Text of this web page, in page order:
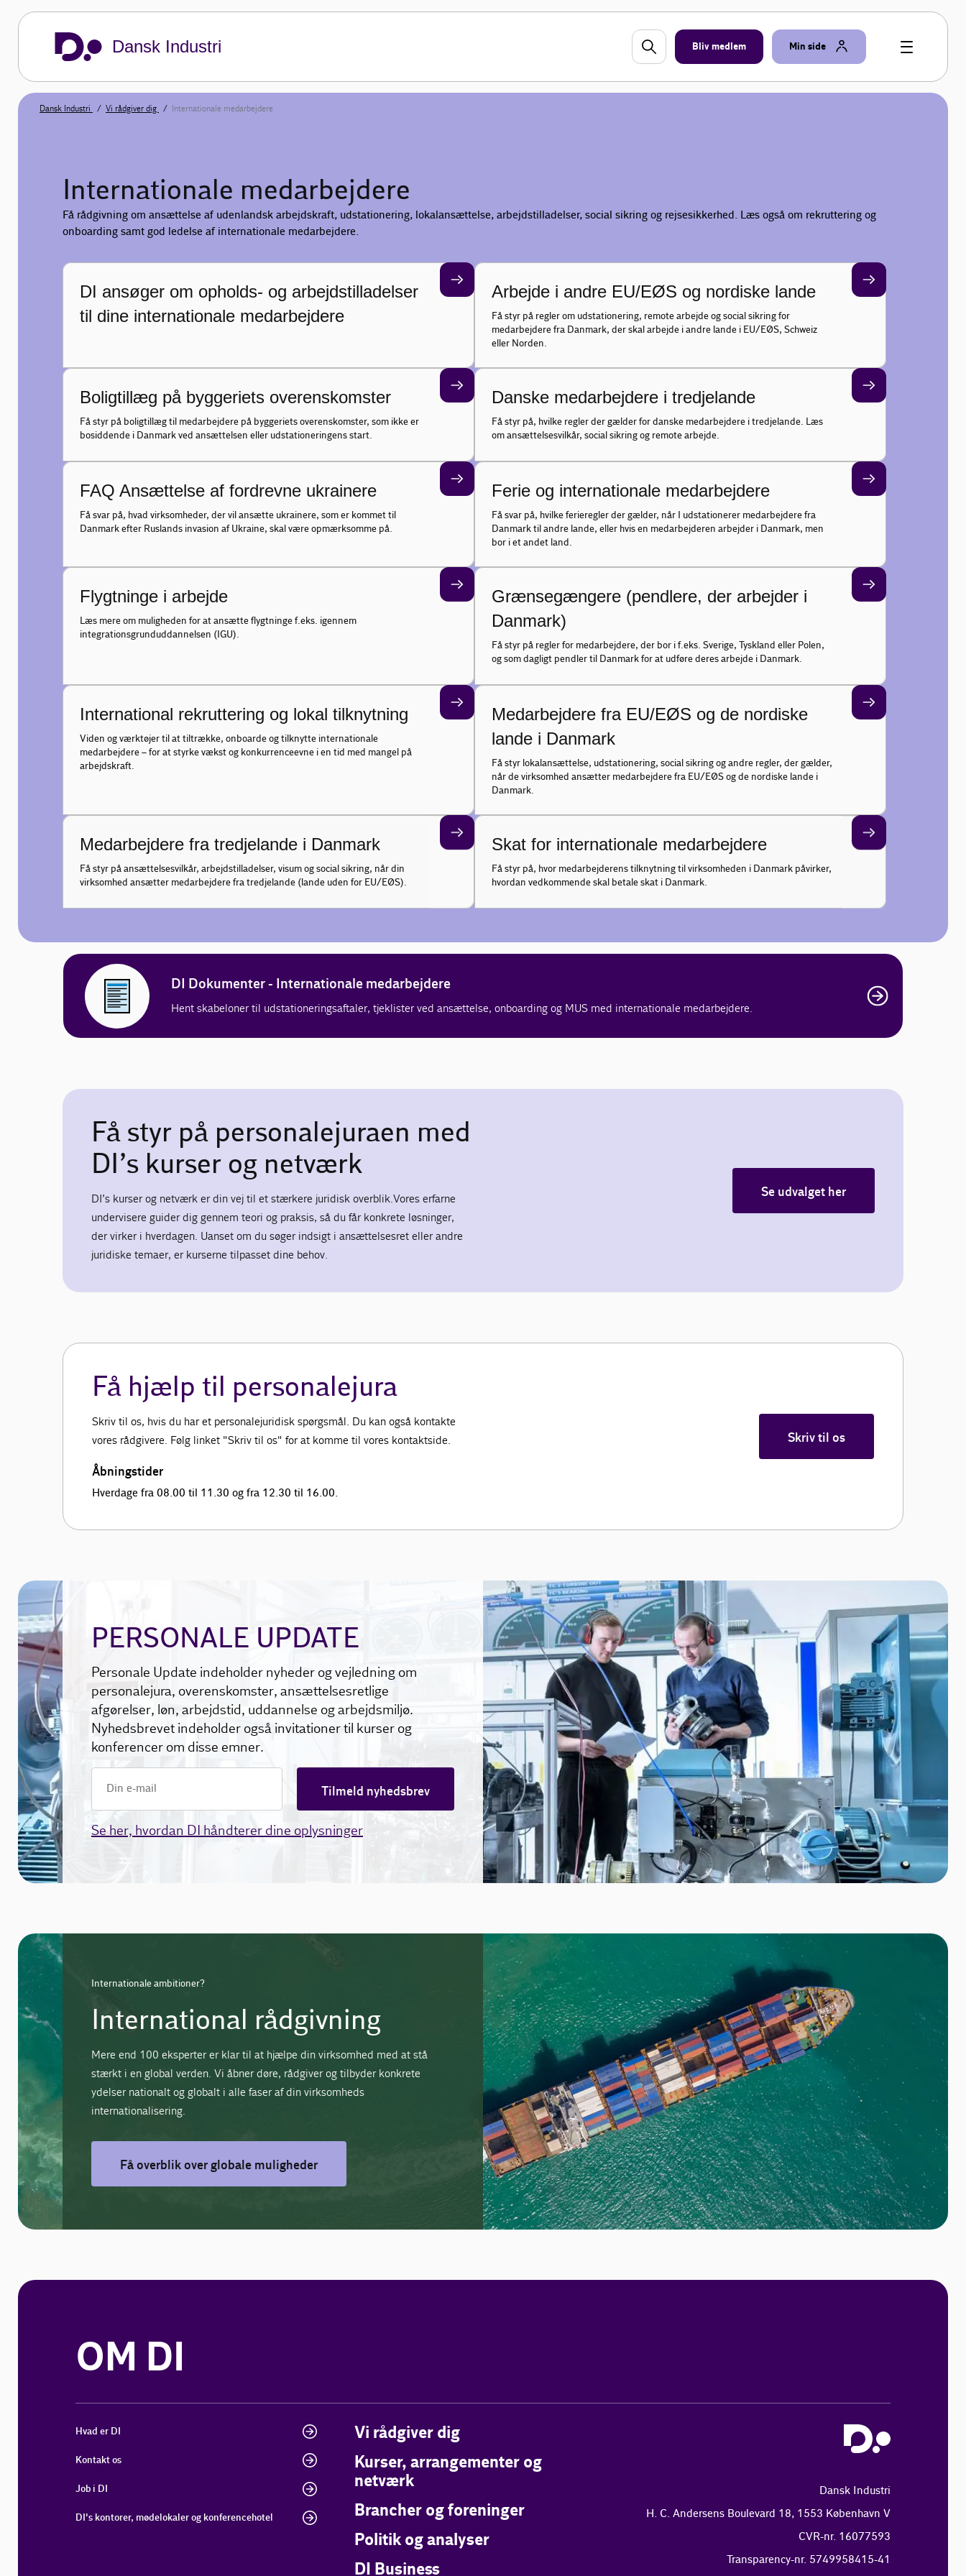
Dansk Industri Bliv medlem Min side
Dansk Industri Vi rådgiver dig Internationale medarbejdere
Internationale medarbejdere
Få rådgivning om ansættelse af udenlandsk arbejdskraft, udstationering, lokalansættelse, arbejdstilladelser, social sikring og rejsesikkerhed. Læs også om rekruttering og
onboarding samt god ledelse af internationale medarbejdere.
DI ansøger om opholds- og arbejdstilladelser
til dine internationale medarbejdere
Arbejde i andre EU/EØS og nordiske lande
Få styr på regler om udstationering, remote arbejde og social sikring for
medarbejdere fra Danmark, der skal arbejde i andre lande i EU/EØS, Schweiz
eller Norden.
Boligtillæg på byggeriets overenskomster
Få styr på boligtillæg til medarbejdere på byggeriets overenskomster, som ikke er
bosiddende i Danmark ved ansættelsen eller udstationeringens start.
Danske medarbejdere i tredjelande
Få styr på, hvilke regler der gælder for danske medarbejdere i tredjelande. Læs
om ansættelsesvilkår, social sikring og remote arbejde.
FAQ Ansættelse af fordrevne ukrainere
Få svar på, hvad virksomheder, der vil ansætte ukrainere, som er kommet til
Danmark efter Ruslands invasion af Ukraine, skal være opmærksomme på.
Ferie og internationale medarbejdere
Få svar på, hvilke ferieregler der gælder, når I udstationerer medarbejdere fra
Danmark til andre lande, eller hvis en medarbejderen arbejder i Danmark, men
bor i et andet land.
Flygtninge i arbejde
Læs mere om muligheden for at ansætte flygtninge f.eks. igennem
integrationsgrunduddannelsen (IGU).
Grænsegængere (pendlere, der arbejder i
Danmark)
Få styr på regler for medarbejdere, der bor i f.eks. Sverige, Tyskland eller Polen,
og som dagligt pendler til Danmark for at udføre deres arbejde i Danmark.
International rekruttering og lokal tilknytning
Viden og værktøjer til at tiltrække, onboarde og tilknytte internationale
medarbejdere – for at styrke vækst og konkurrenceevne i en tid med mangel på
arbejdskraft.
Medarbejdere fra EU/EØS og de nordiske
lande i Danmark
Få styr lokalansættelse, udstationering, social sikring og andre regler, der gælder,
når de virksomhed ansætter medarbejdere fra EU/EØS og de nordiske lande i
Danmark.
Medarbejdere fra tredjelande i Danmark
Få styr på ansættelsesvilkår, arbejdstilladelser, visum og social sikring, når din
virksomhed ansætter medarbejdere fra tredjelande (lande uden for EU/EØS).
Skat for internationale medarbejdere
Få styr på, hvor medarbejderens tilknytning til virksomheden i Danmark påvirker,
hvordan vedkommende skal betale skat i Danmark.
DI Dokumenter - Internationale medarbejdere
Hent skabeloner til udstationeringsaftaler, tjeklister ved ansættelse, onboarding og MUS med internationale medarbejdere.
Få styr på personalejuraen med
DI’s kurser og netværk
DI’s kurser og netværk er din vej til et stærkere juridisk overblik.Vores erfarne
undervisere guider dig gennem teori og praksis, så du får konkrete løsninger,
der virker i hverdagen. Uanset om du søger indsigt i ansættelsesret eller andre
juridiske temaer, er kurserne tilpasset dine behov.
Se udvalget her
Få hjælp til personalejura
Skriv til os, hvis du har et personalejuridisk spørgsmål. Du kan også kontakte
vores rådgivere. Følg linket "Skriv til os" for at komme til vores kontaktside.
Åbningstider
Hverdage fra 08.00 til 11.30 og fra 12.30 til 16.00.
Skriv til os
PERSONALE UPDATE
Personale Update indeholder nyheder og vejledning om
personalejura, overenskomster, ansættelsesretlige
afgørelser, løn, arbejdstid, uddannelse og arbejdsmiljø.
Nyhedsbrevet indeholder også invitationer til kurser og
konferencer om disse emner.
Tilmeld nyhedsbrev
Se her, hvordan DI håndterer dine oplysninger
Internationale ambitioner?
International rådgivning
Mere end 100 eksperter er klar til at hjælpe din virksomhed med at stå
stærkt i en global verden. Vi åbner døre, rådgiver og tilbyder konkrete
ydelser nationalt og globalt i alle faser af din virksomheds
internationalisering.
Få overblik over globale muligheder
OM DI
Hvad er DI
Kontakt os
Job i DI
DI's kontorer, mødelokaler og konferencehotel
Vi rådgiver dig
Kurser, arrangementer og
netværk
Brancher og foreninger
Politik og analyser
DI Business
Dansk Industri
H. C. Andersens Boulevard 18, 1553 København V
CVR-nr. 16077593
Transparency-nr. 5749958415-41